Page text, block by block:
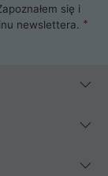
się i
newslettera.